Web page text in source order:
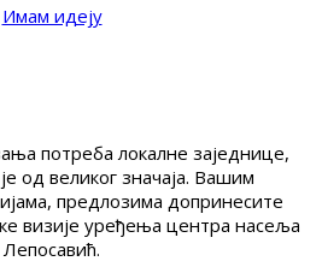
Имам идеју
потреба локалне заједнице,
од великог значаја. Вашим
предлозима допринесите
визије уређења центра насеља
Лепосавић.